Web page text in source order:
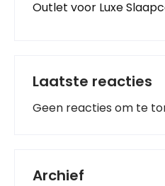
Outlet voor Luxe
Laatste reacties
Geen reacties om te
Archief